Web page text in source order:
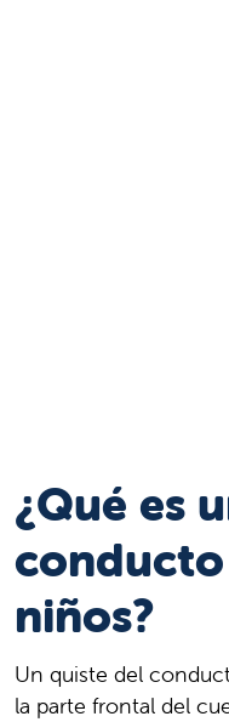
¿Qué es
niños?
Un quiste del
la parte frontal del